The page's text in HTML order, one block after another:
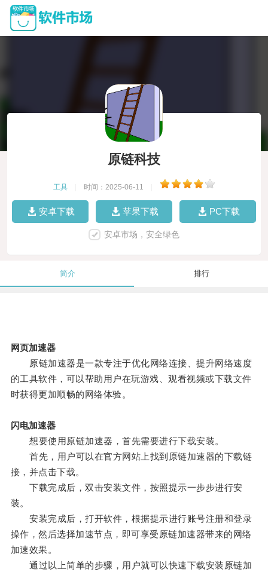
原链科技
工具 时间：2025-06-11
安卓下载 苹果下载 PC下载
安卓市场，安全绿色
简介 排行
网页加速器
原链加速器是一款专注于优化网络连接、提升网络速度
的工具软件，可以帮助用户在玩游戏、观看视频或下载文件
时获得更加顺畅的网络体验。
闪电加速器
想要使用原链加速器，首先需要进行下载安装。
首先，用户可以在官方网站上找到原链加速器的下载链
接，并点击下载。
下载完成后，双击安装文件，按照提示一步步进行安
装。
安装完成后，打开软件，根据提示进行账号注册和登录
操作，然后选择加速节点，即可享受原链加速器带来的网络
加速效果。
通过以上简单的步骤，用户就可以快速下载安装原链加